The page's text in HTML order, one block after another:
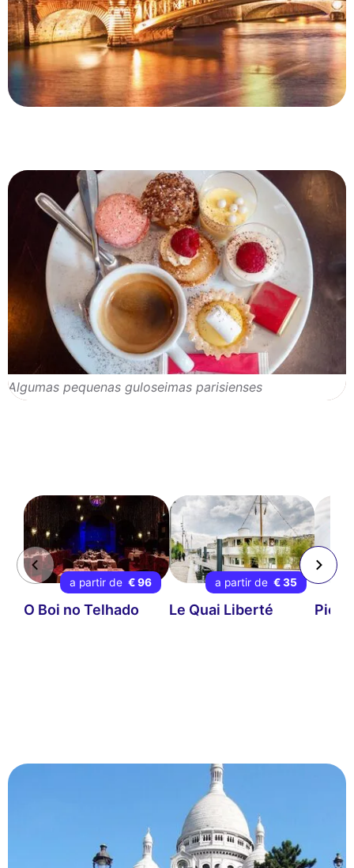
Algumas pequenas guloseimas parisienses
a partir de € 96
O Boi no Telhado
a partir de € 35
Le Quai Liberté